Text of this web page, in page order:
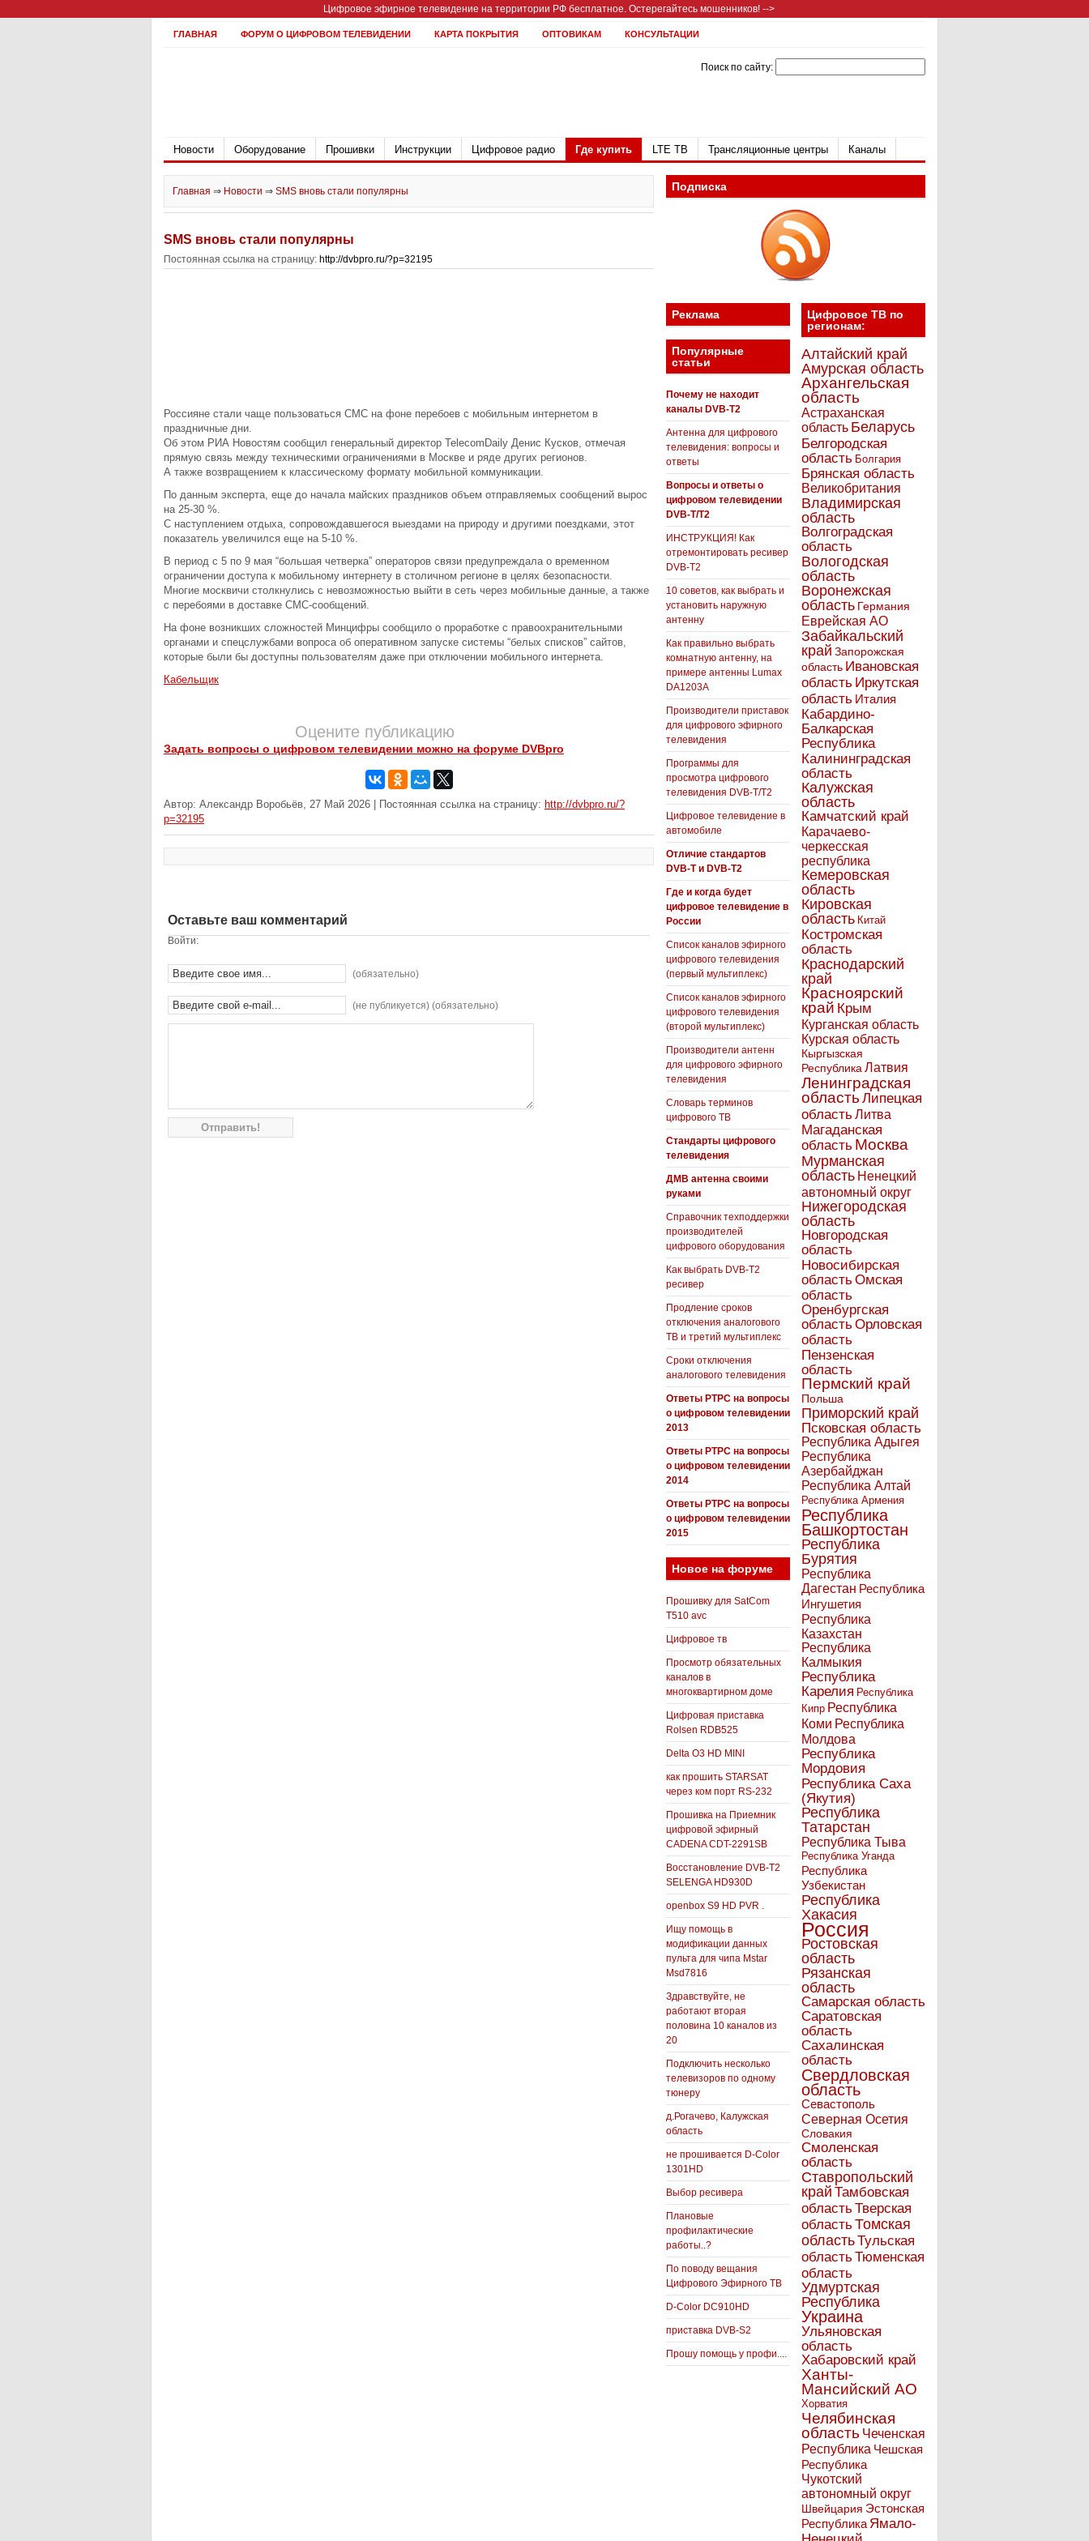
Цифровое эфирное телевидение на территории РФ бесплатное. Остерегайтесь мошенников! -->
ГЛАВНАЯ ФОРУМ О ЦИФРОВОМ ТЕЛЕВИДЕНИИ КАРТА ПОКРЫТИЯ ОПТОВИКАМ КОНСУЛЬТАЦИИ
Поиск по сайту:
Новости Оборудование Прошивки Инструкции Цифровое радио Где купить LTE ТВ Трансляционные центры Каналы
Главная ⇒ Новости ⇒ SMS вновь стали популярны
SMS вновь стали популярны
Постоянная ссылка на страницу: http://dvbpro.ru/?p=32195
Россияне стали чаще пользоваться СМС на фоне перебоев с мобильным интернетом в
праздничные дни.
Об этом РИА Новостям сообщил генеральный директор TelecomDaily Денис Кусков, отмечая
прямую связь между техническими ограничениями в Москве и ряде других регионов.
А также возвращением к классическому формату мобильной коммуникации.
По данным эксперта, еще до начала майских праздников объем отправляемых сообщений вырос
на 25-30 %.
С наступлением отдыха, сопровождавшегося выездами на природу и другими поездками, этот
показатель увеличился еще на 5-10 %.
В период с 5 по 9 мая “большая четверка” операторов связи предупреждала о временном
ограничении доступа к мобильному интернету в столичном регионе в целях безопасности.
Многие москвичи столкнулись с невозможностью выйти в сеть через мобильные данные, а также
с перебоями в доставке СМС-сообщений.
На фоне возникших сложностей Минцифры сообщило о проработке с правоохранительными
органами и спецслужбами вопроса об оперативном запуске системы “белых списков” сайтов,
которые были бы доступны пользователям даже при отключении мобильного интернета.
Кабельщик
Оцените публикацию
Задать вопросы о цифровом телевидении можно на форуме DVBpro
Автор: Александр Воробьёв, 27 Май 2026 | Постоянная ссылка на страницу: http://dvbpro.ru/?
p=32195
Оставьте ваш комментарий
Войти:
(обязательно)
(не публикуется) (обязательно)
Подписка
Реклама
Популярные
статьи
Почему не находит
каналы DVB-T2
Антенна для цифрового
телевидения: вопросы и
ответы
Вопросы и ответы о
цифровом телевидении
DVB-T/T2
ИНСТРУКЦИЯ! Как
отремонтировать ресивер
DVB-T2
10 советов, как выбрать и
установить наружную
антенну
Как правильно выбрать
комнатную антенну, на
примере антенны Lumax
DA1203А
Производители приставок
для цифрового эфирного
телевидения
Программы для
просмотра цифрового
телевидения DVB-T/T2
Цифровое телевидение в
автомобиле
Отличие стандартов
DVB-T и DVB-T2
Где и когда будет
цифровое телевидение в
России
Список каналов эфирного
цифрового телевидения
(первый мультиплекс)
Список каналов эфирного
цифрового телевидения
(второй мультиплекс)
Производители антенн
для цифрового эфирного
телевидения
Словарь терминов
цифрового ТВ
Стандарты цифрового
телевидения
ДМВ антенна своими
руками
Справочник техподдержки
производителей
цифрового оборудования
Как выбрать DVB-T2
ресивер
Продление сроков
отключения аналогового
ТВ и третий мультиплекс
Сроки отключения
аналогового телевидения
Ответы РТРС на вопросы
о цифровом телевидении
2013
Ответы РТРС на вопросы
о цифровом телевидении
2014
Ответы РТРС на вопросы
о цифровом телевидении
2015
Новое на форуме
Прошивку для SatCom
T510 avc
Цифровое тв
Просмотр обязательных
каналов в
многоквартирном доме
Цифровая приставка
Rolsen RDB525
Delta O3 HD MINI
как прошить STARSAT
через ком порт RS-232
Прошивка на Приемник
цифровой эфирный
CADENA CDT-2291SB
Восстановление DVB-T2
SELENGA HD930D
openbox S9 HD PVR .
Ищу помощь в
модификации данных
пульта для чипа Mstar
Msd7816
Здравствуйте, не
работают вторая
половина 10 каналов из
20
Подключить несколько
телевизоров по одному
тюнеру
д.Рогачево, Калужская
область
не прошивается D-Color
1301HD
Выбор ресивера
Плановые
профилактические
работы..?
По поводу вещания
Цифрового Эфирного ТВ
D-Color DC910HD
приставка DVB-S2
Прошу помощь у профи....
Цифровое ТВ по
регионам:
Алтайский край
Амурская область
Архангельская
область
Астраханская
область Беларусь
Белгородская
область Болгария
Брянская область
Великобритания
Владимирская
область
Волгоградская
область
Вологодская
область
Воронежская
область Германия
Еврейская АО
Забайкальский
край Запорожская
область Ивановская
область Иркутская
область Италия
Кабардино-
Балкарская
Республика
Калининградская
область
Калужская
область
Камчатский край
Карачаево-
черкесская
республика
Кемеровская
область
Кировская
область Китай
Костромская
область
Краснодарский
край
Красноярский
край Крым
Курганская область
Курская область
Кыргызская
Республика Латвия
Ленинградская
область Липецкая
областьЛитва
Магаданская
область Москва
Мурманская
область Ненецкий
автономный округ
Нижегородская
область
Новгородская
область
Новосибирская
областьОмская
область
Оренбургская
областьОрловская
область
Пензенская
область
Пермский край
Польша
Приморский край
Псковская область
Республика Адыгея
Республика
Азербайджан
Республика Алтай
Республика Армения
Республика
Башкортостан
Республика
Бурятия
Республика
Дагестан Республика
Ингушетия
Республика
Казахстан
Республика
Калмыкия
Республика
Карелия Республика
Кипр Республика
Коми Республика
Молдова
Республика
Мордовия
Республика Саха
(Якутия)
Республика
Татарстан
Республика Тыва
Республика Уганда
Республика
Узбекистан
Республика
Хакасия
Россия
Ростовская
область
Рязанская
область
Самарская область
Саратовская
область
Сахалинская
область
Свердловская
область
Севастополь
Северная Осетия
Словакия
Смоленская
область
Ставропольский
край Тамбовская
областьТверская
областьТомская
областьТульская
областьТюменская
область
Удмуртская
Республика
Украина
Ульяновская
область
Хабаровский край
Ханты-
Мансийский АО
Хорватия
Челябинская
область Чеченская
Республика Чешская
Республика
Чукотский
автономный округ
Швейцария Эстонская
Республика Ямало-